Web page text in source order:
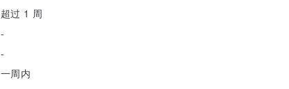
超过 1 周
-
-
一周内